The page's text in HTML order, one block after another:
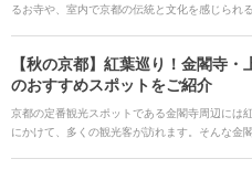
るお寺や、室内で京都の伝統と文化を感じられ
【秋の京都】紅葉巡り！金閣寺
のおすすめスポットをご紹介
京都の定番観光スポットである金閣寺周辺には
にかけて、多くの観光客が訪れます。そんな金